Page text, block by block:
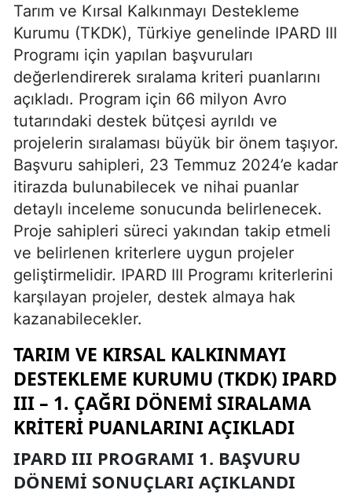
Tarım ve Kırsal Kalkınmayı Destekleme
Kurumu (TKDK), Türkiye genelinde IPARD III
Programı için yapılan başvuruları
değerlendirerek sıralama kriteri puanlarını
açıkladı. Program için 66 milyon Avro
tutarındaki destek bütçesi ayrıldı ve
projelerin sıralaması büyük bir önem taşıyor.
Başvuru sahipleri, 23 Temmuz 2024’e kadar
itirazda bulunabilecek ve nihai puanlar
detaylı inceleme sonucunda belirlenecek.
Proje sahipleri süreci yakından takip etmeli
ve belirlenen kriterlere uygun projeler
geliştirmelidir. IPARD III Programı kriterlerini
karşılayan projeler, destek almaya hak
kazanabilecekler.
TARIM VE KIRSAL KALKINMAYI
DESTEKLEME KURUMU (TKDK) IPARD
III – 1. ÇAĞRI DÖNEMI SIRALAMA
KRITERI PUANLARINI AÇIKLADI
IPARD III PROGRAMI 1. BAŞVURU
DÖNEMI SONUÇLARI AÇIKLANDI